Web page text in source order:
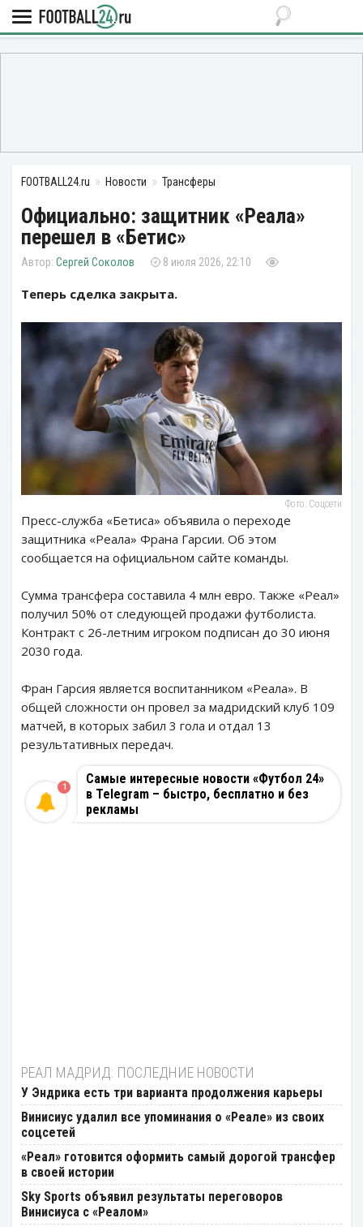
FOOTBALL24.ru Новости Трансферы
Официально: защитник «Реала»
перешел в «Бетис»
Сергей Соколов 8 июля 2026, 22:10
Теперь сделка закрыта.
Фото: Соцсети
Пресс-служба «Бетиса» объявила о переходе
защитника «Реала» Франа Гарсии. Об этом
сообщается на официальном сайте команды.
Сумма трансфера составила 4 млн евро. Также «Реал»
получил 50% от следующей продажи футболиста.
Контракт с 26-летним игроком подписан до 30 июня
2030 года.
Фран Гарсия является воспитанником «Реала». В
общей сложности он провел за мадридский клуб 109
матчей, в которых забил 3 гола и отдал 13
результативных передач.
Самые интересные новости «Футбол 24»
в Telegram – быстро, бесплатно и без
рекламы
1
РЕАЛ МАДРИД: ПОСЛЕДНИЕ НОВОСТИ
У Эндрика есть три варианта продолжения карьеры
Винисиус удалил все упоминания о «Реале» из своих
соцсетей
«Реал» готовится оформить самый дорогой трансфер
в своей истории
Sky Sports объявил результаты переговоров
Винисиуса с «Реалом»